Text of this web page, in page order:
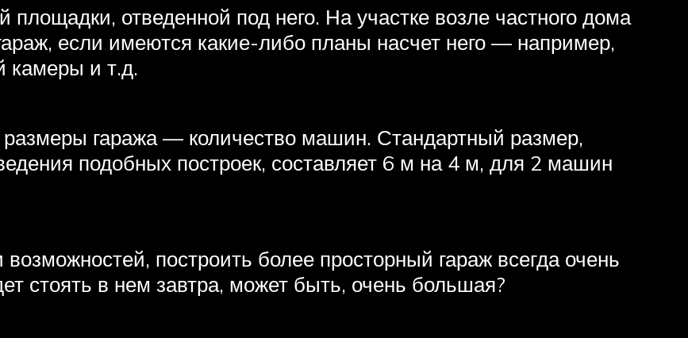
площадки, отведенной под него. На участке возле частного дома
если имеются какие-либо планы насчет него — например,
камеры и т.д.
гаража — количество машин. Стандартный размер,
подобных построек, составляет 6 м на 4 м, для 2 машин
построить более просторный гараж всегда очень
стоять в нем завтра, может быть, очень большая?